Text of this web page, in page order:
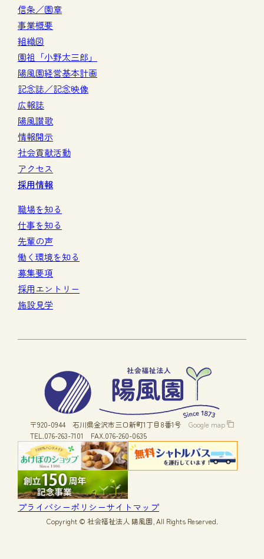
信条／園章
事業概要
組織図
園祖「小野太三郎」
陽風園経営基本計画
記念誌／記念映像
広報誌
陽風讃歌
情報開示
社会貢献活動
アクセス
採用情報
職場を知る
仕事を知る
先輩の声
働く環境を知る
募集要項
採用エントリー
施設見学
〒920-0944 石川県金沢市三口新町1丁目8番1号
Google map
TEL.076-263-7101
FAX.076-260-0635
プライバシーポリシーサイトマップ
Copyright © 社会福祉法人 陽風園, All Rights Reserved.